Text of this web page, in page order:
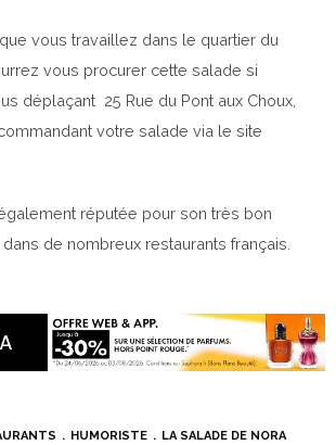
vous travaillez dans le quartier du
vous procurer cette salade si
déplaçant 25 Rue du Pont aux Choux,
votre salade via le site
réputée pour son très bon
de nombreux restaurants français.
HUMORISTE
LA SALADE DE NORA